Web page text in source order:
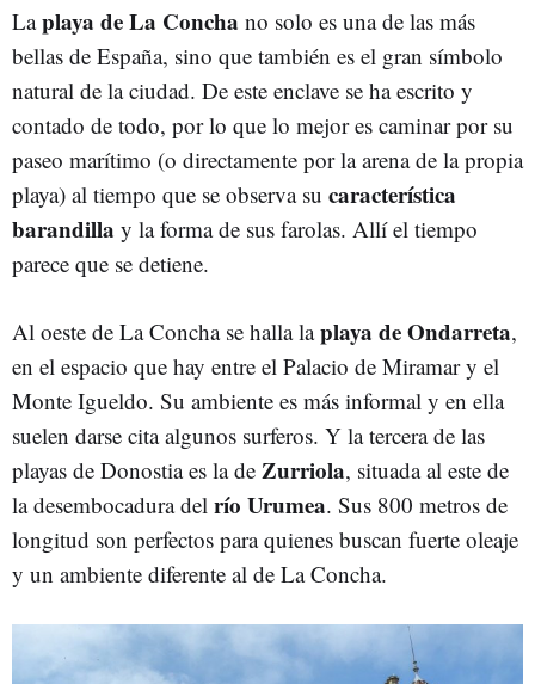
Laplaya de La Concha no solo es una de las más
bellas de España, sino que también es el gran símbolo
natural de la ciudad. De este enclave se ha escrito y
contado de todo, por lo que lo mejor es caminar por su
paseo marítimo (o directamente por la arena de la propia
playa) al tiempo que se observa su característica
barandilla y la forma de sus farolas. Allí el tiempo
parece que se detiene.
Al oeste de La Concha se halla laplaya de Ondarreta,
en el espacio que hay entre el Palacio de Miramar y el
Monte Igueldo. Su ambiente es más informal y en ella
suelen darse cita algunos surferos. Y la tercera de las
playas de Donostia es la de Zurriola, situada al este de
la desembocadura del río Urumea. Sus 800 metros de
longitud son perfectos para quienes buscan fuerte oleaje
y un ambiente diferente al de La Concha.